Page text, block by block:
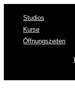
Studios
Kurse
Öffnungszeiten